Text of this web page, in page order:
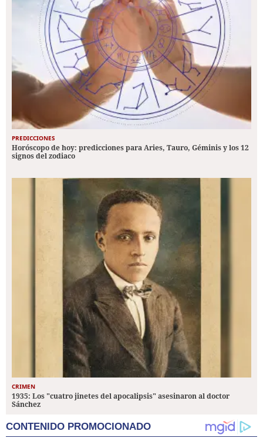
PREDICCIONES
Horóscopo de hoy: predicciones para Aries, Tauro, Géminis y los 12
signos del zodiaco
CRIMEN
1935: Los "cuatro jinetes del apocalipsis" asesinaron al doctor
Sánchez
CONTENIDO PROMOCIONADO